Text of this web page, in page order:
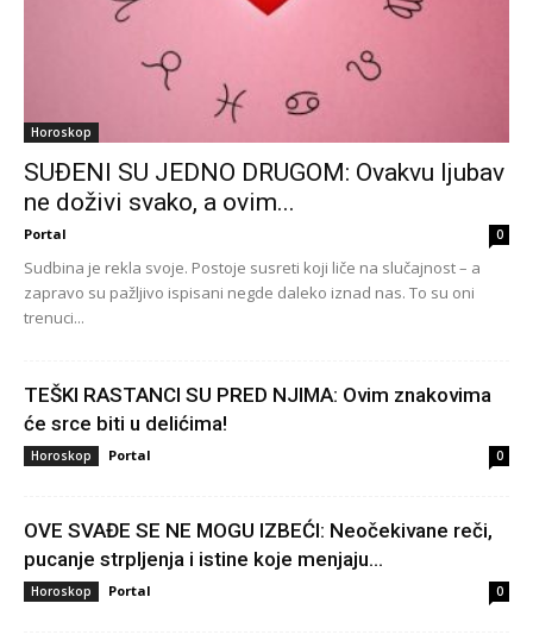
Horoskop
SUĐENI SU JEDNO DRUGOM: Ovakvu ljubav
ne doživi svako, a ovim...
Portal 0
Sudbina je rekla svoje. Postoje susreti koji liče na slučajnost – a
zapravo su pažljivo ispisani negde daleko iznad nas. To su oni
trenuci...
TEŠKI RASTANCI SU PRED NJIMA: Ovim znakovima
će srce biti u delićima!
Horoskop Portal 0
OVE SVAĐE SE NE MOGU IZBEĆI: Neočekivane reči,
pucanje strpljenja i istine koje menjaju...
Horoskop Portal 0